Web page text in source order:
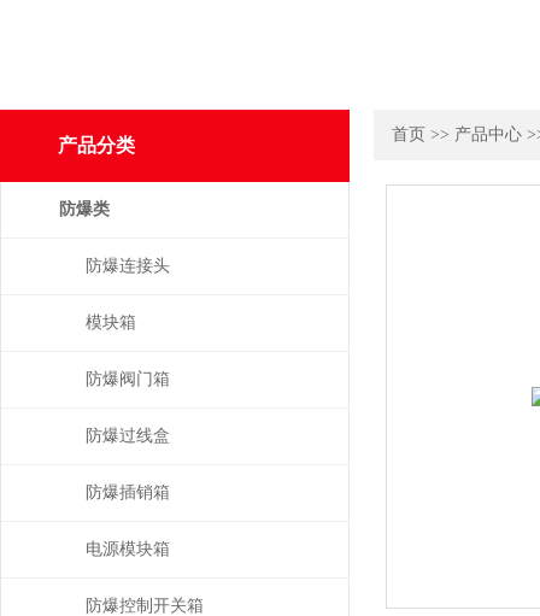
首页 >> 产品中心
产品分类
防爆类
防爆连接头
模块箱
防爆阀门箱
防爆过线盒
防爆插销箱
电源模块箱
防爆控制开关箱